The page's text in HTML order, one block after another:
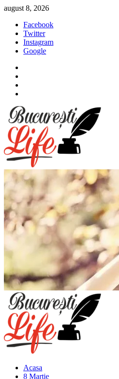
Sari
conținut
august 8, 2026
Facebook
Twitter
Instagram
Google
Meniu
principal
Acasa
8 Martie